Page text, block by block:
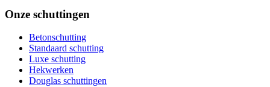
Onze schuttingen
Betonschutting
Standaard schutting
Luxe schutting
Hekwerken
Douglas schuttingen